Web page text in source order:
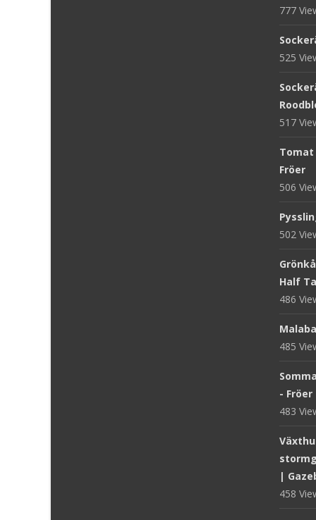
777
525
517
Fröer
506
502
Half
486
485
- Fröer
483
|
458